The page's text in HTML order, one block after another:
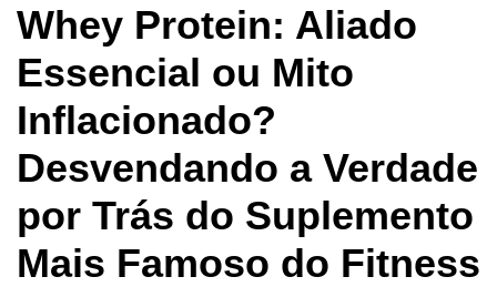
Whey Protein: Aliado
Essencial ou Mito
Inflacionado?
Desvendando a Verdade
por Trás do Suplemento
Mais Famoso do Fitness